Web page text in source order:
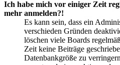
Ich habe mich vor einiger Zeit
mehr anmelden?!
Es kann sein, dass ein
verschieden Gründen
löschen viele Boards
Zeit keine Beiträge
Datenbankgröße zu